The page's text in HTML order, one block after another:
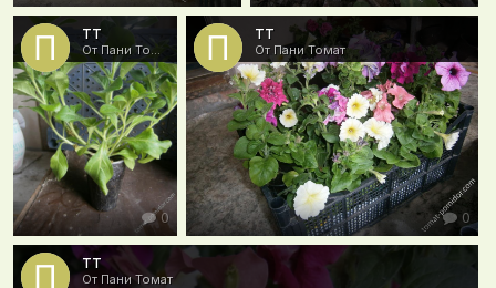
тт
0
тт
От Пани Томат
0
тт
От Пани Томат